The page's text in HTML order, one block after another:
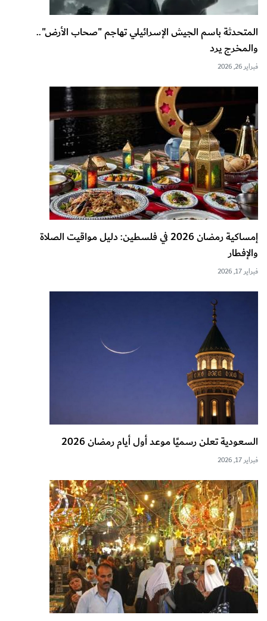
المتحدثة باسم الجيش الإسرائيلي تهاجم "صحاب الأرض"..
والمخرج يرد
فبراير 26, 2026
إمساكية رمضان 2026 في فلسطين: دليل مواقيت الصلاة
والإفطار
فبراير 17, 2026
السعودية تعلن رسميًا موعد أول أيام رمضان 2026
فبراير 17, 2026